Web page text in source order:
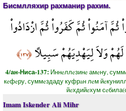
Бисмлляхир рахманир рахим.
آمَنُواْ ثُمَّ كَفَرُواْ ثُمَّ ازْدَادُواْ
وَلاَ لِيَهْدِيَهُمْ سَبِيلاً﴿١٣٧﴾
4/ан-Ниса-137: Иннeллeзинe амeну,
кeфeру, суммeздаду куфрaн лeм
йeхдийeхум
Imam Iskender Ali Mihr